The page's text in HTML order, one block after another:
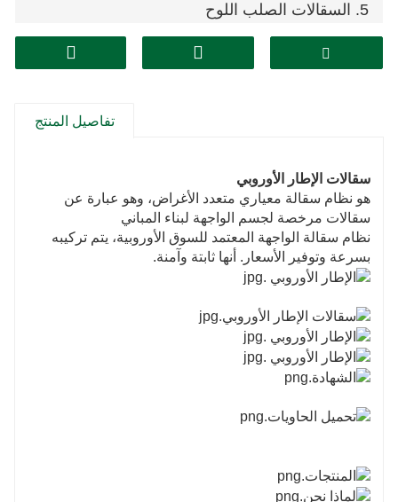
5. السقالات الصلب اللوح
6. تو المجلس
تفاصيل المنتج
سقالات الإطار الأوروبي
هو نظام سقالة معياري متعدد الأغراض، وهو عبارة عن
سقالات مرخصة لجسم الواجهة لبناء المباني
نظام سقالة الواجهة المعتمد للسوق الأوروبية، يتم تركيبه
بسرعة وتوفير الأسعار. أنها ثابتة وآمنة.